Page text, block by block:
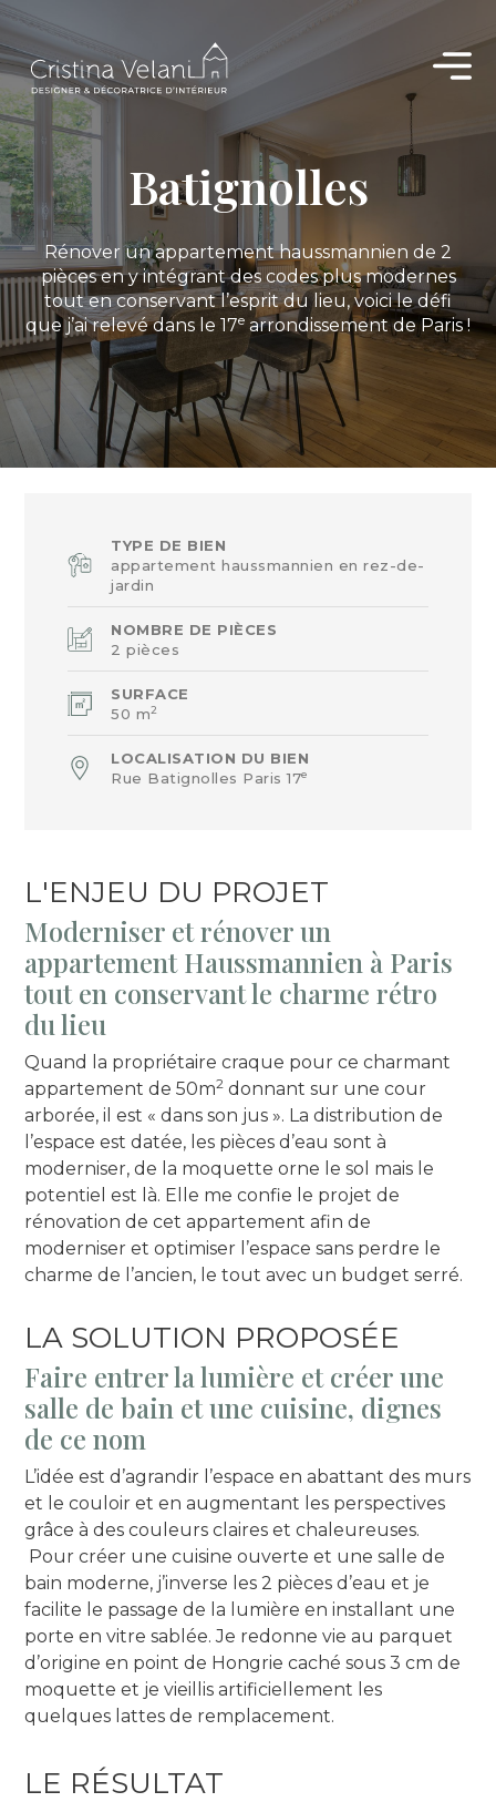
contenu
Batignolles
Rénover un appartement haussmannien de 2
pièces en y intégrant des codes plus modernes
tout en conservant l’esprit du lieu, voici le défi
que j’ai relevé dans le 17e arrondissement de Paris !
TYPE DE BIEN
appartement haussmannien en rez-de-
jardin
NOMBRE DE PIÈCES
2 pièces
SURFACE
50 m2
LOCALISATION DU BIEN
Rue Batignolles Paris 17e
L'ENJEU DU PROJET
Moderniser et rénover un
appartement Haussmannien à Paris
tout en conservant le charme rétro
du lieu
Quand la propriétaire craque pour ce charmant
appartement de 50m2 donnant sur une cour
arborée, il est « dans son jus ». La distribution de
l’espace est datée, les pièces d’eau sont à
moderniser, de la moquette orne le sol mais le
potentiel est là. Elle me confie le projet de
rénovation de cet appartement afin de
moderniser et optimiser l’espace sans perdre le
charme de l’ancien, le tout avec un budget serré.
LA SOLUTION PROPOSÉE
Faire entrer la lumière et créer une
salle de bain et une cuisine, dignes
de ce nom
L’idée est d’agrandir l’espace en abattant des murs
et le couloir et en augmentant les perspectives
grâce à des couleurs claires et chaleureuses.
Pour créer une cuisine ouverte et une salle de
bain moderne, j’inverse les 2 pièces d’eau et je
facilite le passage de la lumière en installant une
porte en vitre sablée. Je redonne vie au parquet
d’origine en point de Hongrie caché sous 3 cm de
moquette et je vieillis artificiellement les
quelques lattes de remplacement.
LE RÉSULTAT